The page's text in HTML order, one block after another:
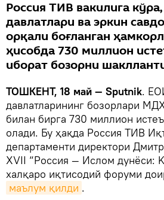
Россия ТИВ вакилига
давлатлари ва эркин
орқали боғланган
ҳисобда 730 миллион
иборат бозорни
ТОШКЕНТ, 18 май — Sputnik.
давлатларининг бозорлари
билан бирга 730 миллион
олади. Бу ҳақда Россия ТИВ
департаменти директори
XVII “Россия — Ислом дунёси:
халқаро иқтисодий форуми
маълум қилди .